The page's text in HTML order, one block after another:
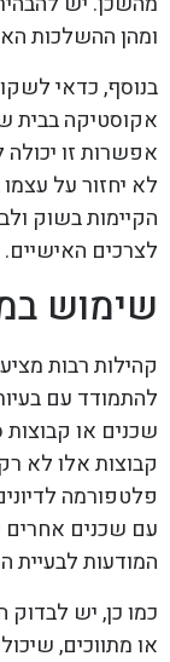
ומהן ההשלכות
בנוסף, כדאי
אקוסטיקה בבית
אפשרות זו
לא יחזור על
הקיימות בשוק
לצרכים האישיים.
שימוש
קהילות רבות
להתמודד עם
שכנים או קבוצות
קבוצות אלו לא
פלטפורמה
עם שכנים אחרים
המודעות לבעיית
כמו כן, יש לבדוק
או מתווכים,